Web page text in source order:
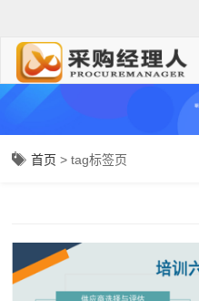
首页 > tag标签页